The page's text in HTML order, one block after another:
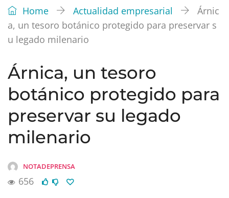
Home Actualidad empresarial
Árnic
a, un tesoro botánico protegido para preservar s
u legado milenario
Árnica, un tesoro
botánico protegido para
preservar su legado
milenario
NOTADEPRENSA
656